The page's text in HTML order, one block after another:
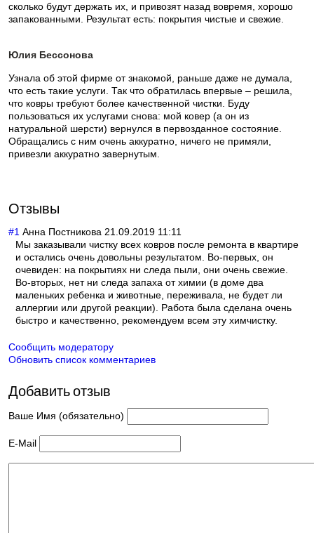
сколько будут держать их, и привозят назад вовремя, хорошо
запакованными. Результат есть: покрытия чистые и свежие.
Юлия Бессонова
Узнала об этой фирме от знакомой, раньше даже не думала,
что есть такие услуги. Так что обратилась впервые – решила,
что ковры требуют более качественной чистки. Буду
пользоваться их услугами снова: мой ковер (а он из
натуральной шерсти) вернулся в первозданное состояние.
Обращались с ним очень аккуратно, ничего не примяли,
привезли аккуратно завернутым.
Отзывы
#1 Анна Постникова 21.09.2019 11:11
Мы заказывали чистку всех ковров после ремонта в квартире
и остались очень довольны результатом. Во-первых, он
очевиден: на покрытиях ни следа пыли, они очень свежие.
Во-вторых, нет ни следа запаха от химии (в доме два
маленьких ребенка и животные, переживала, не будет ли
аллергии или другой реакции). Работа была сделана очень
быстро и качественно, рекомендуем всем эту химчистку.
Сообщить модератору
Обновить список комментариев
Добавить отзыв
Ваше Имя (обязательно)
E-Mail